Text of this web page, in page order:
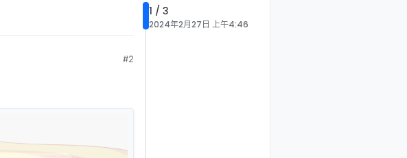
#2
1 / 3
2024年2月27日 上午4:46